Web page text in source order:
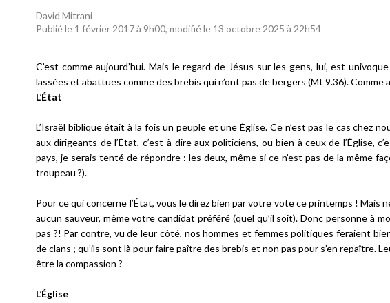
David Mitrani
Publié le 1 février 2017 à 9h00, modifié le 13 octobre 2025 à 22h54
C’est comme aujourd’hui. Mais le regard de Jésus sur les gens, lui, est
lassées et abattues comme des brebis qui n’ont pas de bergers (Mt 9.36). Comme
L’État
L’Israël biblique était à la fois un peuple et une Église. Ce n’est pas le cas chez
aux dirigeants de l’État, c’est-à-dire aux politiciens, ou bien à ceux de l’Église,
pays, je serais tenté de répondre : les deux, même si ce n’est pas de la même
troupeau ?).
Pour ce qui concerne l’État, vous le direz bien par votre vote ce printemps ! Mais
aucun sauveur, même votre candidat préféré (quel qu’il soit). Donc personne à
pas ?! Par contre, vu de leur côté, nos hommes et femmes politiques feraient
de clans ; qu’ils sont là pour faire paître des brebis et non pas pour s’en repaître.
être la compassion ?
L’Église